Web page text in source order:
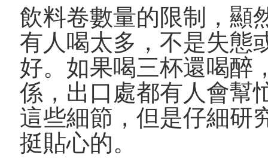
飲料卷數量的限制，顯
有人喝太多，不是失態
好。如果喝三杯還喝醉
係，出口處都有人會幫
這些細節，但是仔細研
挺貼心的。